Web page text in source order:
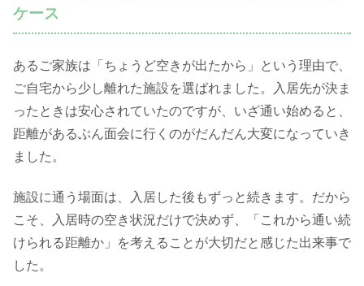
ケース
あるご家族は「ちょうど空きが出たから」という理由で、
ご自宅から少し離れた施設を選ばれました。入居先が決ま
ったときは安心されていたのですが、いざ通い始めると、
距離があるぶん面会に行くのがだんだん大変になっていき
ました。
施設に通う場面は、入居した後もずっと続きます。だから
こそ、入居時の空き状況だけで決めず、「これから通い続
けられる距離か」を考えることが大切だと感じた出来事で
した。